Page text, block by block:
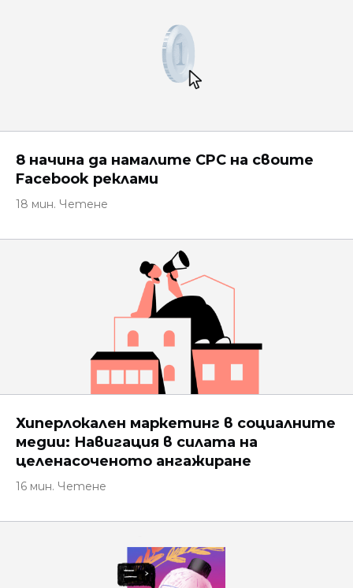
8 начина да намалите CPC на своите
Facebook реклами
18 мин. Четене
Хиперлокален маркетинг в социалните
медии: Навигация в силата на
целенасоченото ангажиране
16 мин. Четене